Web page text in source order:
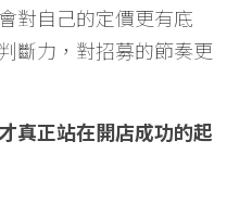
對自己的定價更有底
斷力，對招募的節奏更
真正站在開店成功的起